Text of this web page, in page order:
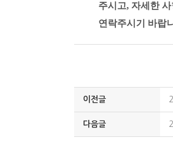
주시고, 자세한 사
연락주시기 바랍
이전글
다음글